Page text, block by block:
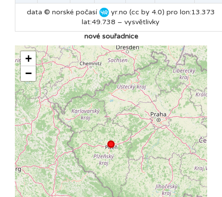
data © norské počasí
yr.no (cc by 4.0) pro lon:13.373
lat:49.738 – vysvětlivky
nové souřadnice
+
−